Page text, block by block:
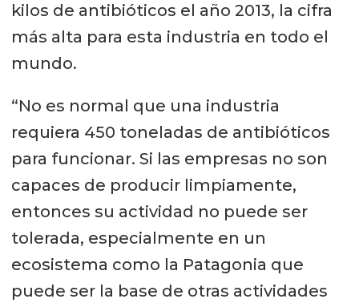
kilos de antibióticos el año 2013, la cifra
más alta para esta industria en todo el
mundo.
“No es normal que una industria
requiera 450 toneladas de antibióticos
para funcionar. Si las empresas no son
capaces de producir limpiamente,
entonces su actividad no puede ser
tolerada, especialmente en un
ecosistema como la Patagonia que
puede ser la base de otras actividades